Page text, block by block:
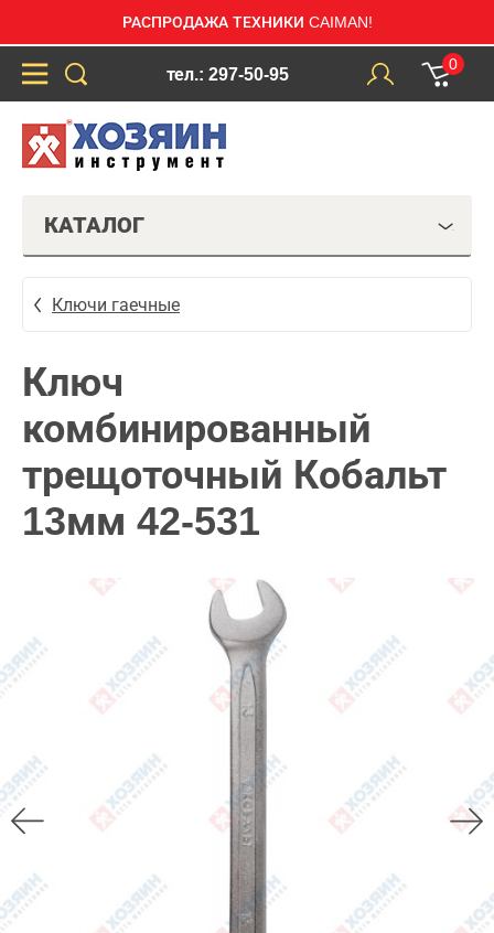
РАСПРОДАЖА ТЕХНИКИ CAIMAN!
тел.: 297-50-95
0
КАТАЛОГ
Ключи гаечные
Ключ
комбинированный
трещоточный Кобальт
13мм 42-531